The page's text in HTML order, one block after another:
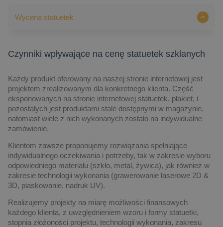
Wycena statuetek
Czynniki wpływające na cenę statuetek szklanych
Każdy produkt oferowany na naszej stronie internetowej jest
projektem zrealizowanym dla konkretnego klienta. Część
eksponowanych na stronie internetowej statuetek, plakiet, i
pozostałych jest produktami stale dostępnymi w magazynie,
natomiast wiele z nich wykonanych zostało na indywidualne
zamówienie.
Klientom zawsze proponujemy rozwiązania spełniające
indywidualnego oczekiwania i potrzeby, tak w zakresie wyboru
odpowiedniego materiału (szkło, metal, żywica), jak również w
zakresie technologii wykonania (grawerowanie laserowe 2D &
3D, piaskowanie, nadruk UV).
Realizujemy projekty na miarę możliwości finansowych
każdego klienta, z uwzględnieniem wzoru i formy statuetki,
stopnia złożoności projektu, technologii wykonania, zakresu